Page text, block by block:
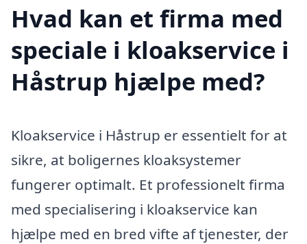
Hvad kan et firma med
speciale i kloakservice i
Håstrup hjælpe med?
Kloakservice i Håstrup er essentielt for at
sikre, at boligernes kloaksystemer
fungerer optimalt. Et professionelt firma
med specialisering i kloakservice kan
hjælpe med en bred vifte af tjenester, der